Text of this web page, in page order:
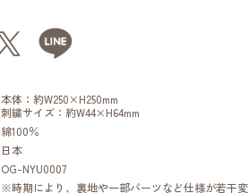
本体：約W250×H250mm
刺繍サイズ：約W44×H64mm
綿100％
日本
OG-NYU0007
※時期により、裏地や一部パーツなど仕様が若干変